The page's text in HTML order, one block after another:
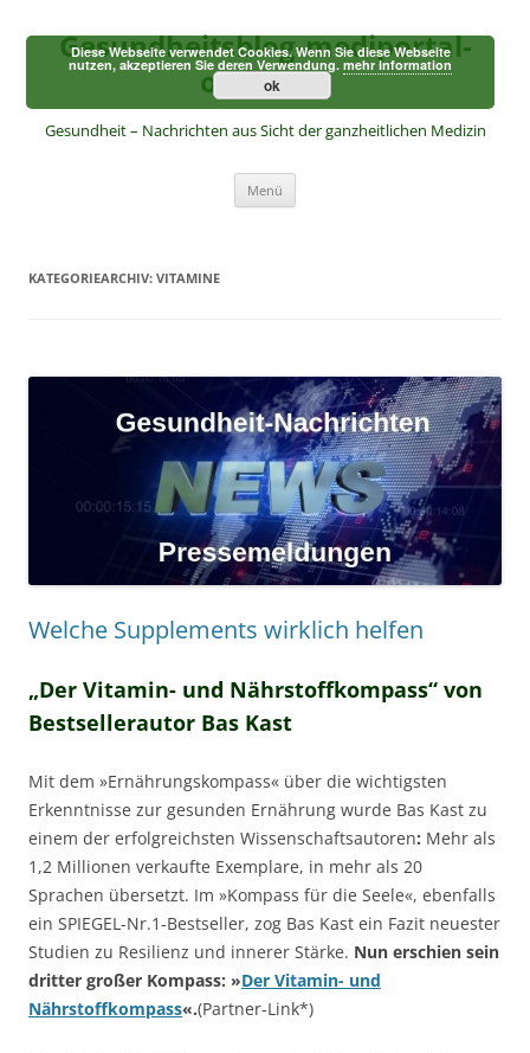
springen
Gesundheitsblog-mediportal-
online.de
Gesundheit – Nachrichten aus Sicht der ganzheitlichen Medizin
Menü
KATEGORIEARCHIV: VITAMINE
Welche Supplements wirklich helfen
„Der Vitamin- und Nährstoffkompass“ von
Bestsellerautor Bas Kast
Mit dem »Ernährungskompass« über die wichtigsten
Erkenntnisse zur gesunden Ernährung wurde Bas Kast zu
einem der erfolgreichsten Wissenschaftsautoren: Mehr als
1,2 Millionen verkaufte Exemplare, in mehr als 20
Sprachen übersetzt. Im »Kompass für die Seele«, ebenfalls
ein SPIEGEL-Nr.1-Bestseller, zog Bas Kast ein Fazit neuester
Studien zu Resilienz und innerer Stärke. Nun erschien sein
dritter großer Kompass: »Der Vitamin- und
Nährstoffkompass«.(Partner-Link*)
Diese Webseite verwendet Cookies. Wenn Sie diese Webseite
nutzen, akzeptieren Sie deren Verwendung.mehr Information
ok